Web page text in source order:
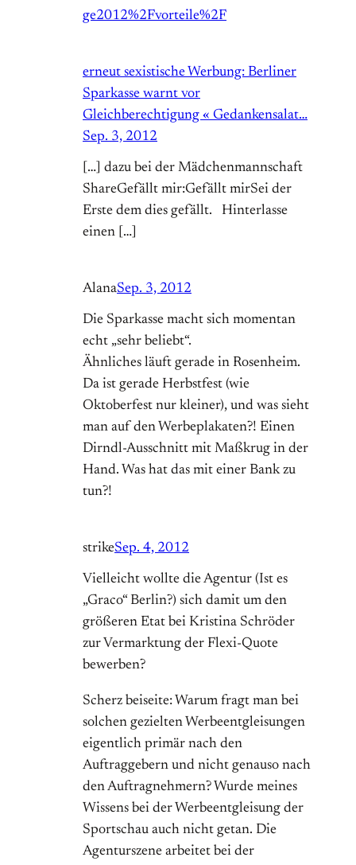
ge2012%2Fvorteile%2F
erneut sexistische Werbung: Berliner
Sparkasse warnt vor
Gleichberechtigung « Gedankensalat…
Sep. 3, 2012
[…] dazu bei der Mädchenmannschaft
ShareGefällt mir:Gefällt mirSei der
Erste dem dies gefällt. Hinterlasse
einen […]
AlanaSep. 3, 2012
Die Sparkasse macht sich momentan
echt „sehr beliebt“.
Ähnliches läuft gerade in Rosenheim.
Da ist gerade Herbstfest (wie
Oktoberfest nur kleiner), und was sieht
man auf den Werbeplakaten?! Einen
Dirndl-Ausschnitt mit Maßkrug in der
Hand. Was hat das mit einer Bank zu
tun?!
strikeSep. 4, 2012
Vielleicht wollte die Agentur (Ist es
„Graco“ Berlin?) sich damit um den
größeren Etat bei Kristina Schröder
zur Vermarktung der Flexi-Quote
bewerben?
Scherz beiseite: Warum fragt man bei
solchen gezielten Werbeentgleisungen
eigentlich primär nach den
Auftraggebern und nicht genauso nach
den Auftragnehmern? Wurde meines
Wissens bei der Werbeentgleisung der
Sportschau auch nicht getan. Die
Agenturszene arbeitet bei der